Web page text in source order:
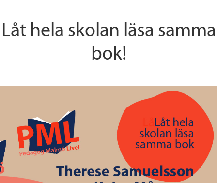
Låt hela skolan läsa samma
bok!